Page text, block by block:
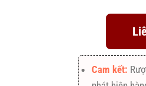
Cam kết: